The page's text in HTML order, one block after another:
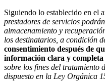
Siguiendo lo establecido en el
prestadores de servicios
almacenamiento y
los destinatarios, a condición
consentimiento después de
información clara y
sobre los fines del tratamiento
dispuesto en la Ley Orgánica